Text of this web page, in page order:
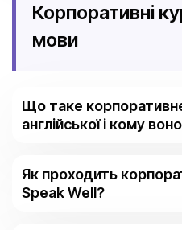
Корпоративні
мови
Що таке
англійської і кому
Як проходить
Speak Well?